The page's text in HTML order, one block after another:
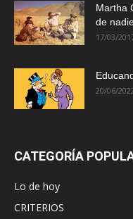
Martha
de
17/03/
20/06/
CATEGORÍA
Lo de hoy
CRITERIOS